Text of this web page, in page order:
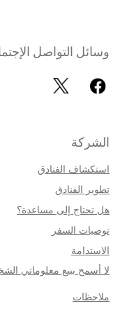
وسائل التواصل
الشركة
استكشاف الفنادق
تطوير الفنادق
هل تحتاج إلى مساعدة؟
توصيات السفر
الاستدامة
لا أسمح ببيع معلوماتي
ملاحظات